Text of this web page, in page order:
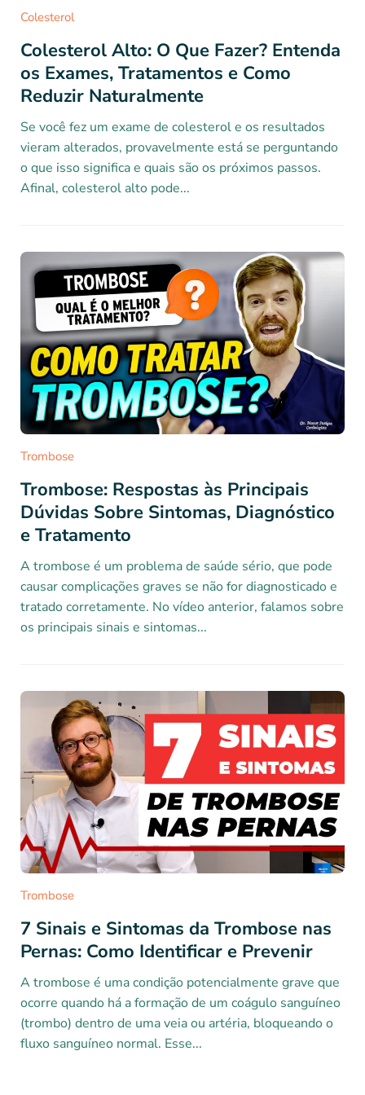
Colesterol
Colesterol Alto: O Que Fazer? Entenda
os Exames, Tratamentos e Como
Reduzir Naturalmente
Se você fez um exame de colesterol e os resultados
vieram alterados, provavelmente está se perguntando
o que isso significa e quais são os próximos passos.
Afinal, colesterol alto pode...
Trombose
Trombose: Respostas às Principais
Dúvidas Sobre Sintomas, Diagnóstico
e Tratamento
A trombose é um problema de saúde sério, que pode
causar complicações graves se não for diagnosticado e
tratado corretamente. No vídeo anterior, falamos sobre
os principais sinais e sintomas...
Trombose
7 Sinais e Sintomas da Trombose nas
Pernas: Como Identificar e Prevenir
A trombose é uma condição potencialmente grave que
ocorre quando há a formação de um coágulo sanguíneo
(trombo) dentro de uma veia ou artéria, bloqueando o
fluxo sanguíneo normal. Esse...